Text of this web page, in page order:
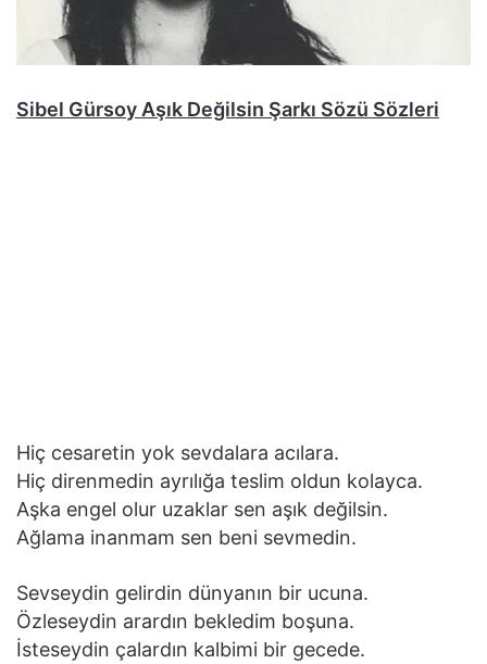
Sibel Gürsoy Aşık Değilsin Şarkı Sözü Sözleri
Hiç cesaretin yok sevdalara acılara.
Hiç direnmedin ayrılığa teslim oldun kolayca.
Aşka engel olur uzaklar sen aşık değilsin.
Ağlama inanmam sen beni sevmedin.
Sevseydin gelirdin dünyanın bir ucuna.
Özleseydin arardın bekledim boşuna.
İsteseydin çalardın kalbimi bir gecede.